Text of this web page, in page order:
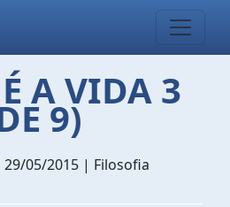
A VIDA 3
9)
29/05/2015 | Filosofia